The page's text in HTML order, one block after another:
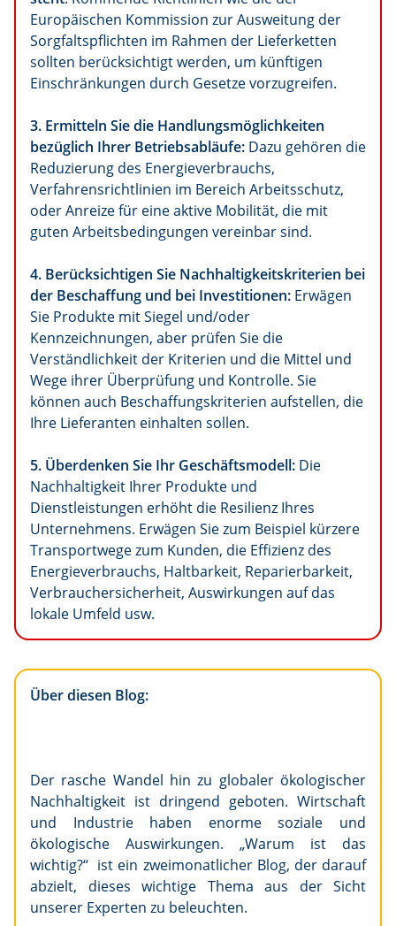
Europäischen Kommission zur Ausweitung der
Sorgfaltspflichten im Rahmen der Lieferketten
sollten berücksichtigt werden, um künftigen
Einschränkungen durch Gesetze vorzugreifen.
3. Ermitteln Sie die Handlungsmöglichkeiten
bezüglich Ihrer Betriebsabläufe: Dazu gehören die
Reduzierung des Energieverbrauchs,
Verfahrensrichtlinien im Bereich Arbeitsschutz,
oder Anreize für eine aktive Mobilität, die mit
guten Arbeitsbedingungen vereinbar sind.
4. Berücksichtigen Sie Nachhaltigkeitskriterien bei
der Beschaffung und bei Investitionen: Erwägen
Sie Produkte mit Siegel und/oder
Kennzeichnungen, aber prüfen Sie die
Verständlichkeit der Kriterien und die Mittel und
Wege ihrer Überprüfung und Kontrolle. Sie
können auch Beschaffungskriterien aufstellen, die
Ihre Lieferanten einhalten sollen.
5. Überdenken Sie Ihr Geschäftsmodell: Die
Nachhaltigkeit Ihrer Produkte und
Dienstleistungen erhöht die Resilienz Ihres
Unternehmens. Erwägen Sie zum Beispiel kürzere
Transportwege zum Kunden, die Effizienz des
Energieverbrauchs, Haltbarkeit, Reparierbarkeit,
Verbrauchersicherheit, Auswirkungen auf das
lokale Umfeld usw.
Über diesen Blog:
Der rasche Wandel hin zu globaler ökologischer
Nachhaltigkeit ist dringend geboten. Wirtschaft
und Industrie haben enorme soziale und
ökologische Auswirkungen. „Warum ist das
wichtig?“ ist ein zweimonatlicher Blog, der darauf
abzielt, dieses wichtige Thema aus der Sicht
unserer Experten zu beleuchten.